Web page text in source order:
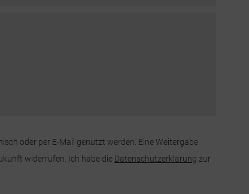
oder per E-Mail genutzt werden. Eine Weitergabe
widerrufen. Ich habe die Datenschutzerklärung zur